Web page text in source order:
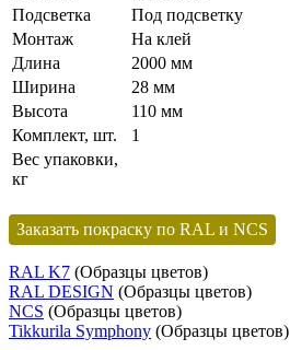
Подсветка
Под подсветку
Монтаж
На клей
Длина
2000 мм
Ширина
28 мм
Высота
110 мм
Комплект, шт.
1
Вес упаковки,
кг
Заказать покраску по RAL и NCS
RAL K7 (Образцы цветов)
RAL DESIGN (Образцы цветов)
NCS (Образцы цветов)
Tikkurila Symphony (Образцы цветов)